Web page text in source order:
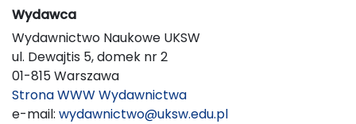
Wydawca
Wydawnictwo Naukowe UKSW
ul. Dewajtis 5, domek nr 2
01-815 Warszawa
Strona WWW Wydawnictwa
e-mail: wydawnictwo@uksw.edu.pl